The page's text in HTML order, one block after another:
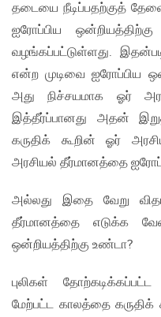
தடையை நீடிப்பதற்குத்
ஐரோப்பிய
வழங்கப்பட்டுள்ளது.
என்ற முடிவை ஐரோப்பிய
அது நிச்சயமாக ஓர்
இத்தீர்ப்பானது அதன்
கருதிக் கூறின் ஓர்
அரசியல் தீர்மானத்தை
அல்லது இதை வேறு
தீர்மானத்தை எடுக்க
ஒன்றியத்திற்கு உண்டா?
புலிகள்
மேற்பட்ட காலத்தை